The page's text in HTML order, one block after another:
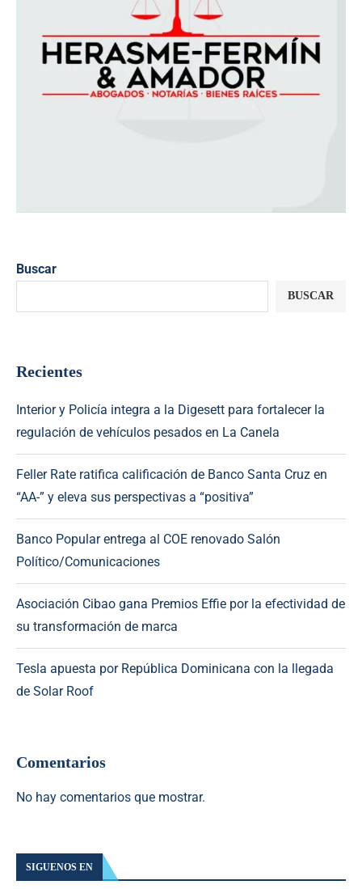
Buscar
BUSCAR
Recientes
Interior y Policía integra a la Digesett para fortalecer la
regulación de vehículos pesados en La Canela
Feller Rate ratifica calificación de Banco Santa Cruz en
“AA-” y eleva sus perspectivas a “positiva”
Banco Popular entrega al COE renovado Salón
Político/Comunicaciones
Asociación Cibao gana Premios Effie por la efectividad de
su transformación de marca
Tesla apuesta por República Dominicana con la llegada
de Solar Roof
Comentarios
No hay comentarios que mostrar.
SIGUENOS EN